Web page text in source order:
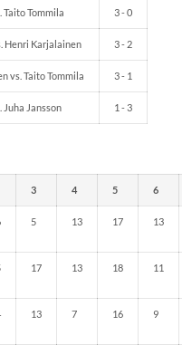
Taito Tommila 3 - 0
Henri Karjalainen 3 - 2
vs. Taito Tommila 3 - 1
Juha Jansson 1 - 3
3 4 5 6
5 13 17 13
17 13 18 11
13 7 16 9